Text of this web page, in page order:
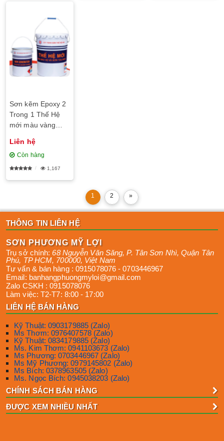
Sơn kẽm Epoxy 2
Trong 1 Thế Hệ
mới màu vàng
Liên hệ
Còn hàng
1,167
1 2 »
THÔNG TIN LIÊN HỆ
SƠN PHƯƠNG MỸ LỢI
Trụ sở chính:68 Nguyễn Văn Săng, P. Tân Sơn Nhì,Quận Tân
Phú, TP HCM, 700000, Việt Nam
Tư vấn & bán hàng : 0915078076 -0703446967
Email: banhangphuongmyloi@gmail.com
Zalo CSKH :0915078076
Làm việc: T2-T7: 8:00 - 17:00
LIÊN HỆ BÁN HÀNG
Kỹ Thuật: 0903179885 (Zalo)
Ms Thơm: 0976407578 (Zalo)
Kỹ Thuật: 0834179885 (Zalo)
Ms. Kim Thơm: 0941103673 (Zalo)
Ms Phương: 0703446967 (Zalo)
Ms Mỹ Phương: 0979145802 (Zalo)
Ms Bích: 0378963505 (Zalo)
Ms. Ngọc Bích: 0945038203 (Zalo)
CHÍNH SÁCH BÁN HÀNG
ĐƯỢC XEM NHIỀU NHẤT